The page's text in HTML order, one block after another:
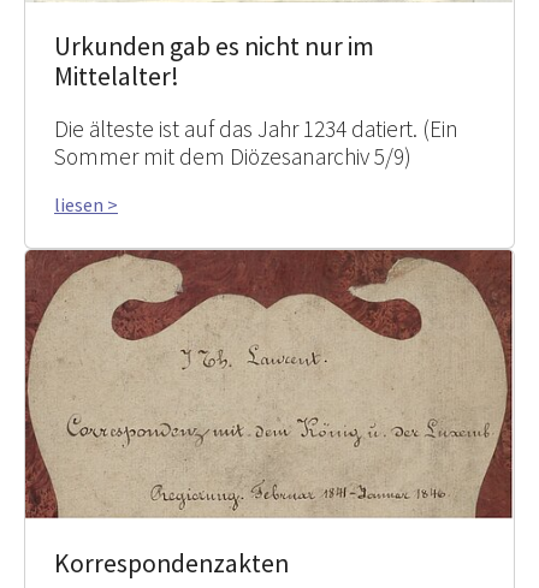
Urkunden gab es nicht nur im
Mittelalter!
Die älteste ist auf das Jahr 1234 datiert. (Ein
Sommer mit dem Diözesanarchiv 5/9)
liesen >
Korrespondenzakten